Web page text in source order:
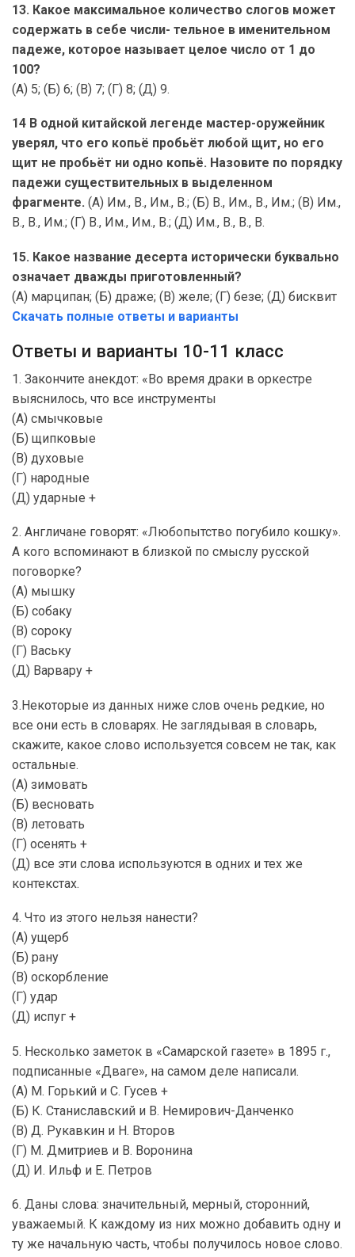
13. Какое максимальное количество слогов может
содержать в себе числи- тельное в именительном
падеже, которое называет целое число от 1 до
100?
(А) 5; (Б) 6; (В) 7; (Г) 8; (Д) 9.
14 В одной китайской легенде мастер-оружейник
уверял, что его копьё пробьёт любой щит, но его
щит не пробьёт ни одно копьё. Назовите по порядку
падежи существительных в выделенном
фрагменте. (А) Им., В., Им., В.; (Б) В., Им., В., Им.; (В) Им.,
В., В., Им.; (Г) В., Им., Им., В.; (Д) Им., В., В., В.
15. Какое название десерта исторически буквально
означает дважды приготовленный?
(А) марципан; (Б) драже; (В) желе; (Г) безе; (Д) бисквит
Скачать полные ответы и варианты
Ответы и варианты 10-11 класс
1. Закончите анекдот: «Во время драки в оркестре
выяснилось, что все инструменты
(А) смычковые
(Б) щипковые
(В) духовые
(Г) народные
(Д) ударные +
2. Англичане говорят: «Любопытство погубило кошку».
А кого вспоминают в близкой по смыслу русской
поговорке?
(А) мышку
(Б) собаку
(В) сороку
(Г) Ваську
(Д) Варвару +
3.Некоторые из данных ниже слов очень редкие, но
все они есть в словарях. Не заглядывая в словарь,
скажите, какое слово используется совсем не так, как
остальные.
(А) зимовать
(Б) весновать
(В) летовать
(Г) осенять +
(Д) все эти слова используются в одних и тех же
контекстах.
4. Что из этого нельзя нанести?
(А) ущерб
(Б) рану
(В) оскорбление
(Г) удар
(Д) испуг +
5. Несколько заметок в «Самарской газете» в 1895 г.,
подписанные «Дваге», на самом деле написали.
(А) М. Горький и С. Гусев +
(Б) К. Станиславский и В. Немирович-Данченко
(В) Д. Рукавкин и Н. Второв
(Г) М. Дмитриев и В. Воронина
(Д) И. Ильф и Е. Петров
6. Даны слова: значительный, мерный, сторонний,
уважаемый. К каждому из них можно добавить одну и
ту же начальную часть, чтобы получилось новое слово.